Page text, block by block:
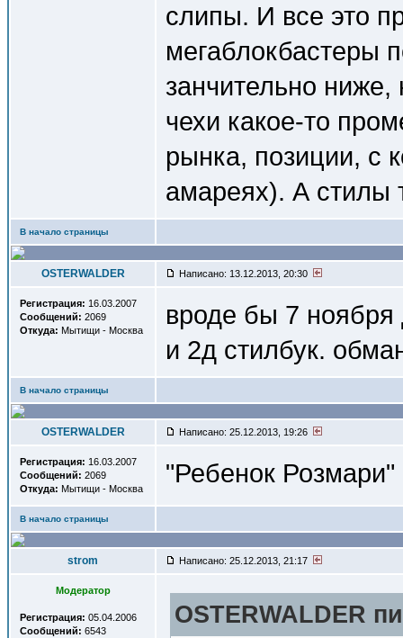
слипы. И все это
мегаблокбастеры
занчительно
чехи какое-то
рынка, позиции, с
амареях). А стилы
В начало страницы
OSTERWALDER Написано: 13.12.2013, 20:30
Регистрация: 16.03.2007
Сообщений: 2069
Откуда: Мытищи - Москва
вроде бы 7 ноября
и 2д стилбук.
В начало страницы
OSTERWALDER Написано: 25.12.2013, 19:26
Регистрация: 16.03.2007
Сообщений: 2069
Откуда: Мытищи - Москва
"Ребенок Розмари"
В начало страницы
strom Написано: 25.12.2013, 21:17
Модератор
Регистрация: 05.04.2006
Сообщений: 6543
OSTERWALDER